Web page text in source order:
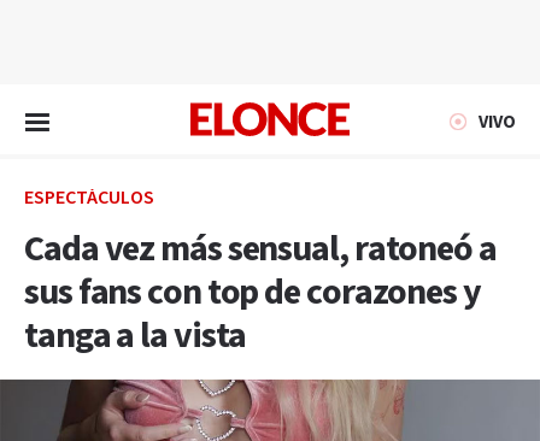
VIVO
ESPECTÁCULOS
Cada vez más sensual, ratoneó a
sus fans con top de corazones y
tanga a la vista